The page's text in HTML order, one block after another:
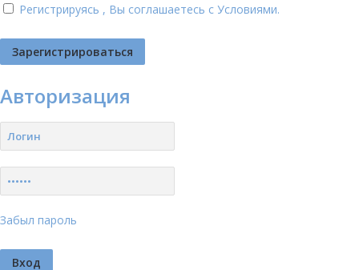
Регистрируясь , Вы соглашаетесь с Условиями.
Авторизация
Забыл пароль